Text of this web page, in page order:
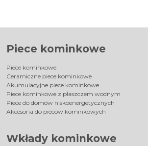
Piece kominkowe
Piece kominkowe
Ceramiczne piece kominkowe
Akumulacyjne piece kominkowe
Piece kominkowe z płaszczem wodnym
Piece do domów niskoenergetycznych
Akcesoria do pieców kominkowych
Wkłady kominkowe